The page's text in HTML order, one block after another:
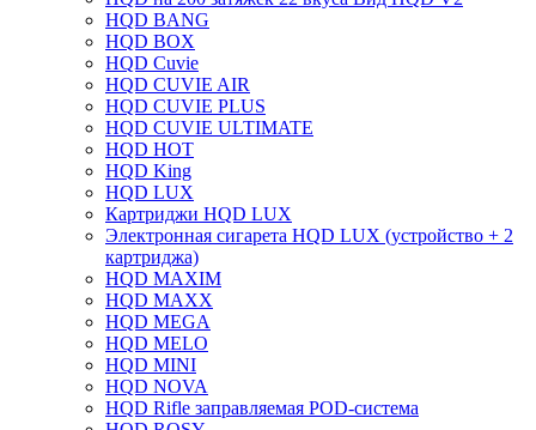
HQD BANG
HQD BOX
HQD Cuvie
HQD CUVIE AIR
HQD CUVIE PLUS
HQD CUVIE ULTIMATE
HQD HOT
HQD King
HQD LUX
Картриджи HQD LUX
Электронная сигарета HQD LUX (устройство + 2
картриджа)
HQD MAXIM
HQD MAXX
HQD MEGA
HQD MELO
HQD MINI
HQD NOVA
HQD Rifle заправляемая POD-система